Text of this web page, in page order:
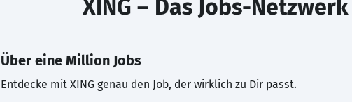
XING – Das Jobs-Netzwerk
Über eine Million Jobs
Entdecke mit XING genau den Job, der wirklich zu Dir passt.